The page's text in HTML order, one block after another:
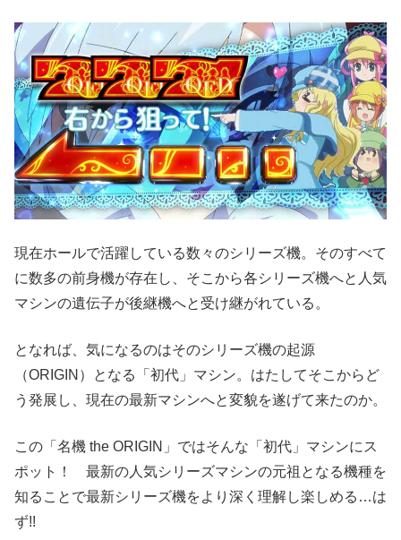
現在ホールで活躍している数々のシリーズ機。そのすべて
に数多の前身機が存在し、そこから各シリーズ機へと人気
マシンの遺伝子が後継機へと受け継がれている。
となれば、気になるのはそのシリーズ機の起源
（ORIGIN）となる「初代」マシン。はたしてそこからど
う発展し、現在の最新マシンへと変貌を遂げて来たのか。
この「名機 the ORIGIN」ではそんな「初代」マシンにス
ポット！ 最新の人気シリーズマシンの元祖となる機種を
知ることで最新シリーズ機をより深く理解し楽しめる…は
ず!!